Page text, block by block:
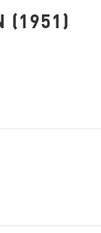
(1951)